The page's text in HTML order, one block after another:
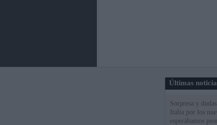
Últimas
Sorpresa y
Italia por los
esperábamos